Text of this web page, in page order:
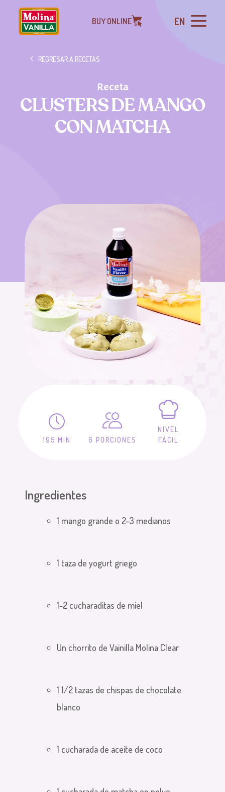
BUY ONLINE EN
REGRESAR A RECETAS
Receta
CLUSTERS DE MANGO
CON MATCHA
195 MIN 6 PORCIONES
NIVEL
FÁCIL
Ingredientes
1 mango grande o 2-3 medianos
1 taza de yogurt griego
1-2 cucharaditas de miel
Un chorrito de Vainilla Molina Clear
1 1/2 tazas de chispas de chocolate
blanco
1 cucharada de aceite de coco